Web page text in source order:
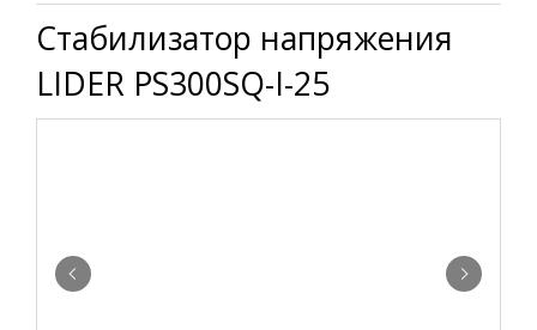
Стабилизатор напряжения
LIDER PS300SQ-I-25